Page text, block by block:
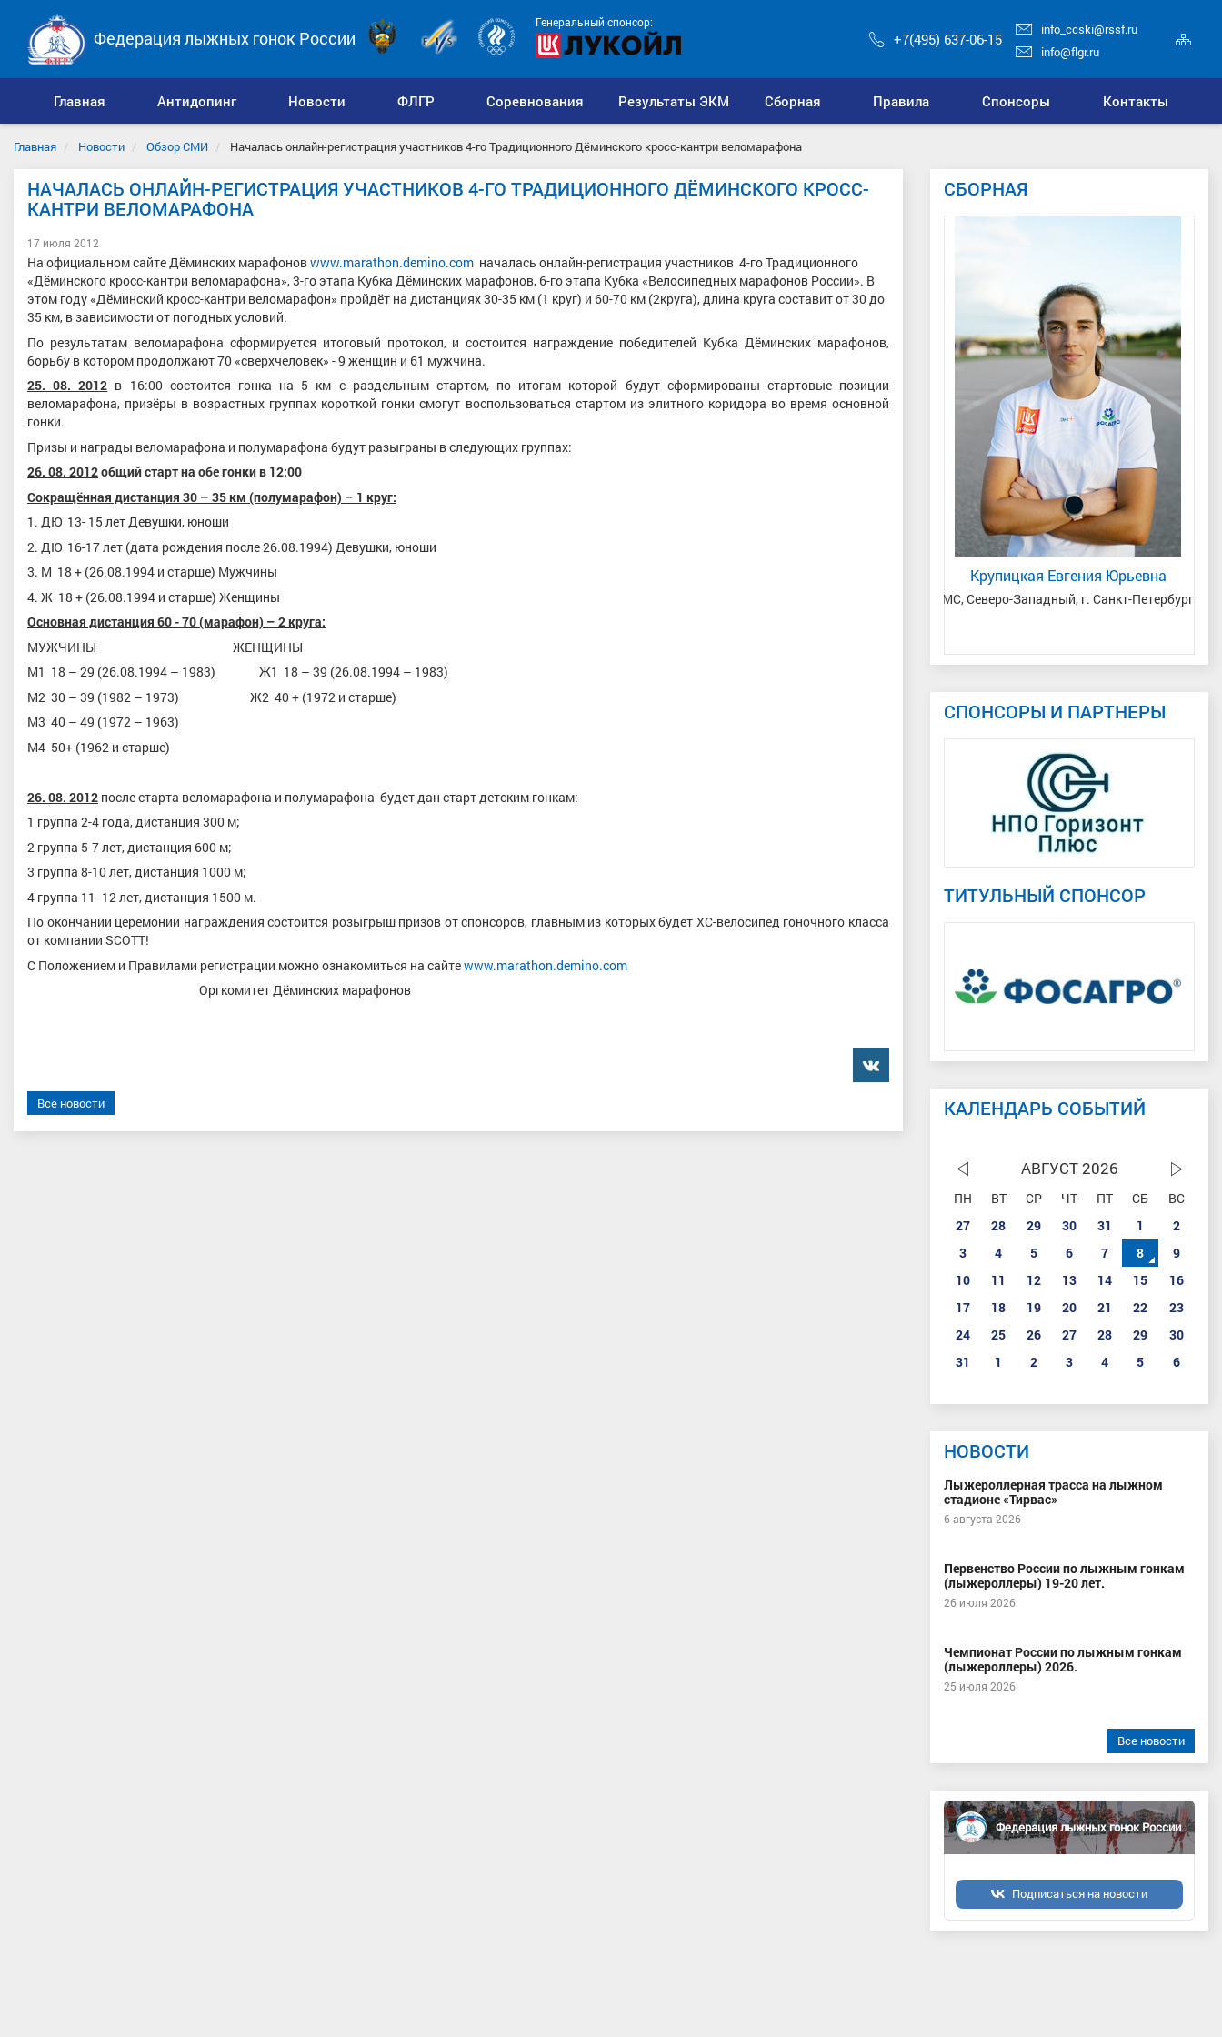
Генеральный спонсор:
Федерация лыжных гонок России +7(495) 637-06-15
info_ccski@rssf.ru
info@flgr.ru
Главная Антидопинг Новости ФЛГР Соревнования Результаты ЭКМ Сборная Правила Спонсоры Контакты
Главная Новости Обзор СМИ Началась онлайн-регистрация участников 4-го Традиционного Дёминского кросс-кантри веломарафона
НАЧАЛАСЬ ОНЛАЙН-РЕГИСТРАЦИЯ УЧАСТНИКОВ 4-ГО ТРАДИЦИОННОГО ДЁМИНСКОГО КРОСС-
КАНТРИ ВЕЛОМАРАФОНА
17 июля 2012
На официальном сайте Дёминских марафоновwww.marathon.demino.com началась онлайн-регистрация участников 4-го Традиционного
«Дёминского кросс-кантри веломарафона», 3-го этапа Кубка Дёминских марафонов, 6-го этапа Кубка «Велосипедных марафонов России». В
этом году «Дёминский кросс-кантри веломарафон» пройдёт на дистанциях 30-35 км (1 круг) и 60-70 км (2круга), длина круга составит от 30 до
35 км, в зависимости от погодных условий.
По результатам веломарафона сформируется итоговый протокол, и состоится награждение победителей Кубка Дёминских марафонов,
борьбу в котором продолжают 70 «сверхчеловек» - 9 женщин и 61 мужчина.
25. 08. 2012 в 16:00 состоится гонка на 5 км с раздельным стартом, по итогам которой будут сформированы стартовые позиции
веломарафона, призёры в возрастных группах короткой гонки смогут воспользоваться стартом из элитного коридора во время основной
гонки.
Призы и награды веломарафона и полумарафона будут разыграны в следующих группах:
26. 08. 2012общий старт на обе гонки в 12:00
Сокращённая дистанция 30 – 35 км (полумарафон) – 1 круг:
1. ДЮ 13- 15 лет Девушки, юноши
2. ДЮ 16-17 лет (дата рождения после 26.08.1994) Девушки, юноши
3. М 18 + (26.08.1994 и старше) Мужчины
4. Ж 18 + (26.08.1994 и старше) Женщины
Основная дистанция 60 - 70 (марафон) – 2 круга:
МУЖЧИНЫ ЖЕНЩИНЫ
М1 18 – 29 (26.08.1994 – 1983) Ж1 18 – 39 (26.08.1994 – 1983)
М2 30 – 39 (1982 – 1973) Ж2 40 + (1972 и старше)
М3 40 – 49 (1972 – 1963)
М4 50+ (1962 и старше)
26. 08. 2012 после старта веломарафона и полумарафона будет дан старт детским гонкам:
1 группа 2-4 года, дистанция 300 м;
2 группа 5-7 лет, дистанция 600 м;
3 группа 8-10 лет, дистанция 1000 м;
4 группа 11- 12 лет, дистанция 1500 м.
По окончании церемонии награждения состоится розыгрыш призов от спонсоров, главным из которых будет ХС-велосипед гоночного класса
от компании SCOTT!
С Положением и Правилами регистрации можно ознакомиться на сайтеwww.marathon.demino.com
Оргкомитет Дёминских марафонов
���������
Все новости
СБОРНАЯ
Дарья Михайловна
Республика Татарстан
Осипов Владислав Михайлович
Республика Татарстан
Крупицкая Евгения Юрьевна
МС, Северо-Западный, г. Санкт-Петербург
СПОНСОРЫ И ПАРТНЕРЫ
ТИТУЛЬНЫЙ СПОНСОР
КАЛЕНДАРЬ СОБЫТИЙ
АВГУСТ 2026
ПН ВТ СР ЧТ ПТ СБ
ВС
27
28 29 30 31 1
2
3
4 5 6 7 8
9
10
11 12 13 14 15
16
17
18 19 20 21 22
23
24
25 26 27 28 29
30
31
1 2 3 4 5 6
НОВОСТИ
Лыжероллерная трасса на лыжном
стадионе «Тирвас»
6 августа 2026
Первенство России по лыжным гонкам
(лыжероллеры) 19-20 лет.
26 июля 2026
Чемпионат России по лыжным гонкам
(лыжероллеры) 2026.
25 июля 2026
Все новости
Федерация лыжных гонок России
Подписаться на новости